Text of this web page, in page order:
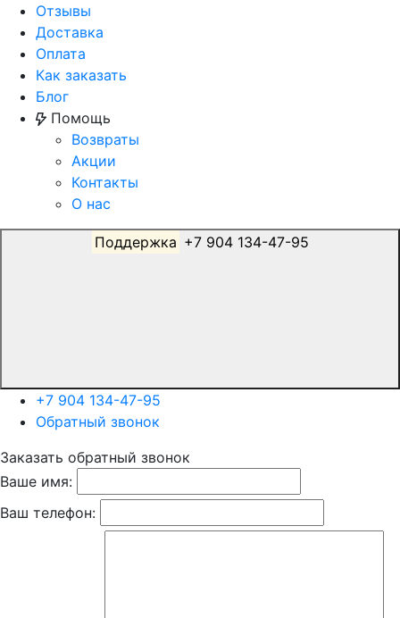
Отзывы
Доставка
Оплата
Как заказать
Блог
Помощь
Возвраты
Акции
Контакты
О нас
Поддержка
+7 904 134-47-95
Обратный звонок
Заказать обратный звонок
Ваше имя:
Ваш телефон: